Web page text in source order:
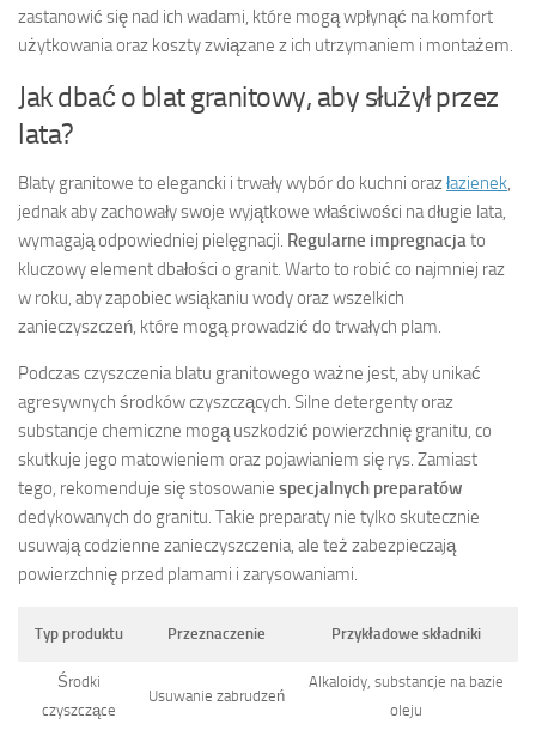
zastanowić się nad ich wadami, które mogą wpłynąć na komfort
użytkowania oraz koszty związane z ich utrzymaniem i montażem.
Jak dbać o blat granitowy, aby służył przez
lata?
Blaty granitowe to elegancki i trwały wybór do kuchni orazłazienek,
jednak aby zachowały swoje wyjątkowe właściwości na długie lata,
wymagają odpowiedniej pielęgnacji. Regularne impregnacjato
kluczowy element dbałości o granit. Warto to robić co najmniej raz
w roku, aby zapobiec wsiąkaniu wody oraz wszelkich
zanieczyszczeń, które mogą prowadzić do trwałych plam.
Podczas czyszczenia blatu granitowego ważne jest, aby unikać
agresywnych środków czyszczących. Silne detergenty oraz
substancje chemiczne mogą uszkodzić powierzchnię granitu, co
skutkuje jego matowieniem oraz pojawianiem się rys. Zamiast
tego, rekomenduje się stosowanie specjalnych preparatów
dedykowanych do granitu. Takie preparaty nie tylko skutecznie
usuwają codzienne zanieczyszczenia, ale też zabezpieczają
powierzchnię przed plamami i zarysowaniami.
Typ produktu Przeznaczenie Przykładowe składniki
Środki
czyszczące
Usuwanie zabrudzeń
Alkaloidy, substancje na bazie
oleju